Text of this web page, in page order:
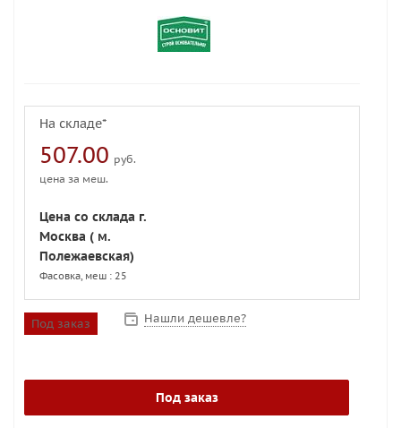
На складе*
507.00 руб.
цена за меш.
Цена со склада г.
Москва ( м.
Полежаевская)
Фасовка, меш : 25
Под заказ Нашли дешевле?
Под заказ